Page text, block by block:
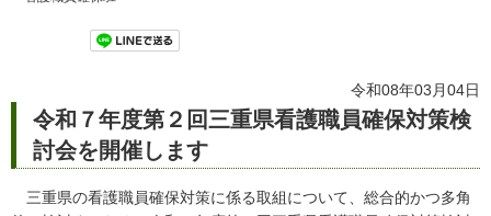
令和08年03月04日
令和７年度第２回三重県看護職員確保対策検
討会を開催します
三重県の看護職員確保対策に係る取組について、総合的かつ多角